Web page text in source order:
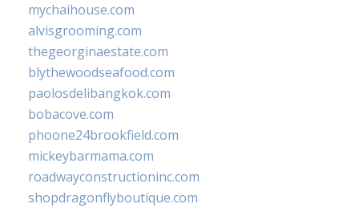
mychaihouse.com
alvisgrooming.com
thegeorginaestate.com
blythewoodseafood.com
paolosdelibangkok.com
bobacove.com
phoone24brookfield.com
mickeybarmama.com
roadwayconstructioninc.com
shopdragonflyboutique.com